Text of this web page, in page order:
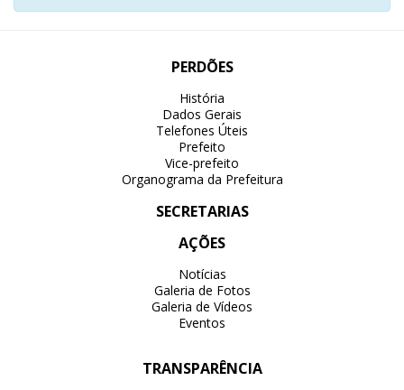
PERDÕES
História
Dados Gerais
Telefones Úteis
Prefeito
Vice-prefeito
Organograma da Prefeitura
SECRETARIAS
AÇÕES
Notícias
Galeria de Fotos
Galeria de Vídeos
Eventos
TRANSPARÊNCIA